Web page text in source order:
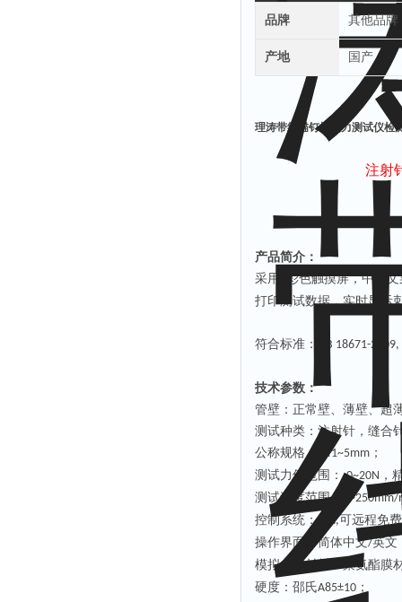
品牌 其他品牌
产地 国产
理涛带线锚钉切割力测试仪检
注射
产品简介：
采用
彩色触摸屏，中
打印测试数据，实时显示
符合标准： GB 18671-
技术参数：
管壁：正常壁、薄壁、超
测试种类：注射针，缝合
公称规格：
0.1~5mm ；
测试力值 范围： 0~20N ，
测试速度范围： 0~250mm/
控制系统： PLC,可远程免
操作界面：简体中文/英文
模拟皮肤材料：聚氨酯膜
硬度：邵氏A85±10 ；